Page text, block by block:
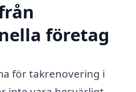
företag
för takrenovering i